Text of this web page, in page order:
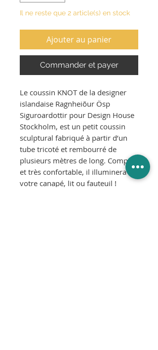
Il ne reste que 2 article(s) en stock
Ajouter au panier
Commander et payer
Le coussin KNOT de la designer
islandaise Ragnheiõur Ösp
Siguroardottir pour Design House
Stockholm, est un petit coussin
sculptural fabriqué à partir d’un
tube tricoté et rembourré de
plusieurs mètres de long. Compact
et très confortable, il illuminera
votre canapé, lit ou fauteuil !